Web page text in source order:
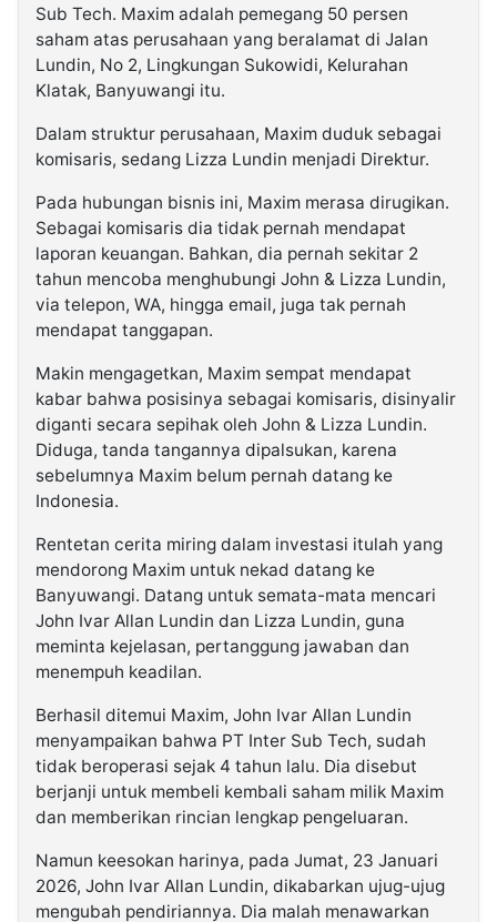
Sub Tech. Maxim adalah pemegang 50 persen
saham atas perusahaan yang beralamat di Jalan
Lundin, No 2, Lingkungan Sukowidi, Kelurahan
Klatak, Banyuwangi itu.
Dalam struktur perusahaan, Maxim duduk sebagai
komisaris, sedang Lizza Lundin menjadi Direktur.
Pada hubungan bisnis ini, Maxim merasa dirugikan.
Sebagai komisaris dia tidak pernah mendapat
laporan keuangan. Bahkan, dia pernah sekitar 2
tahun mencoba menghubungi John & Lizza Lundin,
via telepon, WA, hingga email, juga tak pernah
mendapat tanggapan.
Makin mengagetkan, Maxim sempat mendapat
kabar bahwa posisinya sebagai komisaris, disinyalir
diganti secara sepihak oleh John & Lizza Lundin.
Diduga, tanda tangannya dipalsukan, karena
sebelumnya Maxim belum pernah datang ke
Indonesia.
Rentetan cerita miring dalam investasi itulah yang
mendorong Maxim untuk nekad datang ke
Banyuwangi. Datang untuk semata-mata mencari
John Ivar Allan Lundin dan Lizza Lundin, guna
meminta kejelasan, pertanggung jawaban dan
menempuh keadilan.
Berhasil ditemui Maxim, John Ivar Allan Lundin
menyampaikan bahwa PT Inter Sub Tech, sudah
tidak beroperasi sejak 4 tahun lalu. Dia disebut
berjanji untuk membeli kembali saham milik Maxim
dan memberikan rincian lengkap pengeluaran.
Namun keesokan harinya, pada Jumat, 23 Januari
2026, John Ivar Allan Lundin, dikabarkan ujug-ujug
mengubah pendiriannya. Dia malah menawarkan